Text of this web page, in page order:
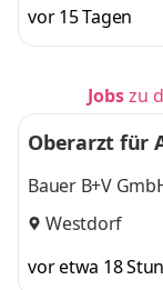
vor 15 Tagen
Jobszu
Oberarzt für
Bauer B+V
Westdorf
vor etwa 18